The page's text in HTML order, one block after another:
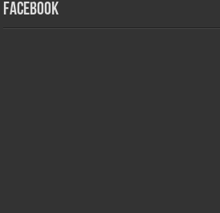
Facebook